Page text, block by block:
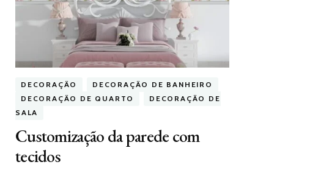
DECORAÇÃO
DECORAÇÃO DE BANHEIRO
DECORAÇÃO DE QUARTO
DECORAÇÃO DE
SALA
Customização da parede com
tecidos